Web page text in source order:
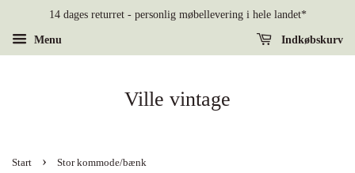
14 dages returret - personlig møbellevering i hele landet*
Menu Indkøbskurv
Ville vintage
Start › Stor kommode/bænk